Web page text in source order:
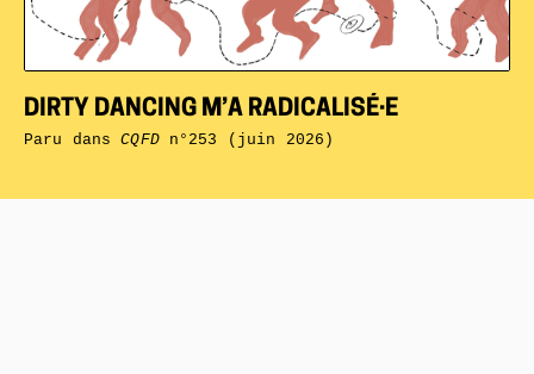
DIRTY DANCING M’A RADICALISÉ·E
Paru dansCQFDn°253 (juin 2026)